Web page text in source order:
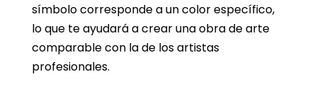
símbolo corresponde a un color específico,
lo que te ayudará a crear una obra de arte
comparable con la de los artistas
profesionales.